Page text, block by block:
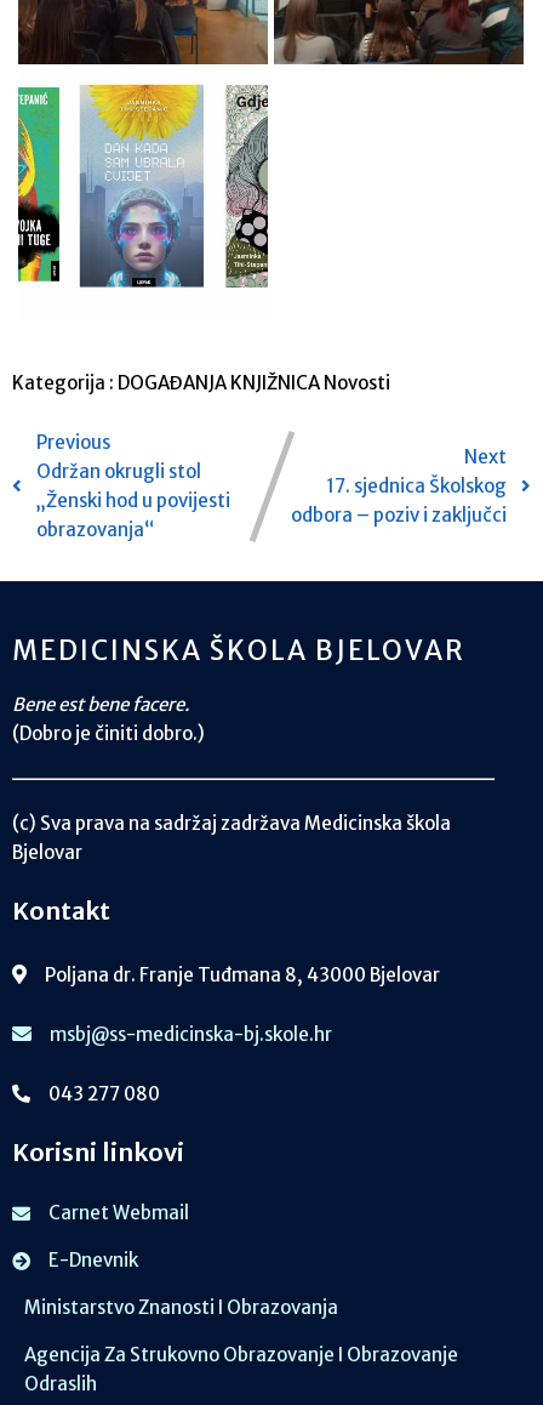
Kategorija : DOGAĐANJA KNJIŽNICA Novosti
Previous
Održan okrugli stol
„Ženski hod u povijesti
obrazovanja“
Next
17. sjednica Školskog
odbora – poziv i zaključci
MEDICINSKA ŠKOLA BJELOVAR
Bene est bene facere.
(Dobro je činiti dobro.)
(c) Sva prava na sadržaj zadržava Medicinska škola
Bjelovar
Kontakt
Poljana dr. Franje Tuđmana 8, 43000 Bjelovar
msbj@ss-medicinska-bj.skole.hr
043 277 080
Korisni linkovi
Carnet Webmail
E-Dnevnik
Ministarstvo Znanosti I Obrazovanja
Agencija Za Strukovno Obrazovanje I Obrazovanje
Odraslih